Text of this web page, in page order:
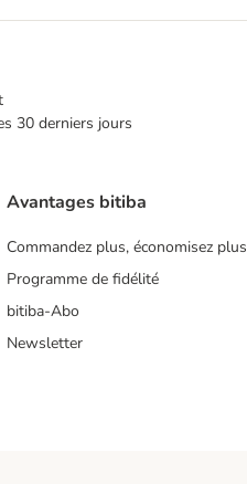
30 derniers jours
Avantages bitiba
Commandez plus, économisez plus
Programme de fidélité
bitiba-Abo
Newsletter